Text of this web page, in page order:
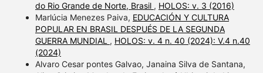
do Rio Grande de Norte, Brasil , HOLOS: v. 3 (2016)
Marlúcia Menezes Paiva, EDUCACIÓN Y CULTURA
POPULAR EN BRASIL DESPUÉS DE LA SEGUNDA
GUERRA MUNDIAL , HOLOS: v. 4 n. 40 (2024): V.4 n.40
(2024)
Alvaro Cesar pontes Galvao, Janaina Silva de Santana,